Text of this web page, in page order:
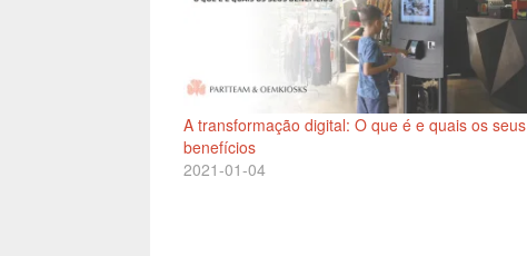
A transformação digital: O que é e quais os seus
benefícios
2021-01-04